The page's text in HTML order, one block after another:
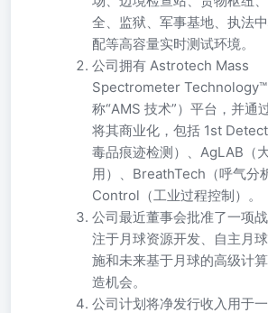
全、监狱、军事基地、执法
配等高容量实时测试环境。
公司拥有 Astrotech Mass
Spectrometer
称“AMS 技术”）平台，并通
将其商业化，包括 1st
毒品痕迹检测）、AgLAB（
用）、BreathTech（呼气分
Control（工业过程控制）。
公司最近董事会批准了一项
注于月球资源开发、自主月
施和未来基于月球的高级计
造机会。
公司计划将净发行收入用于